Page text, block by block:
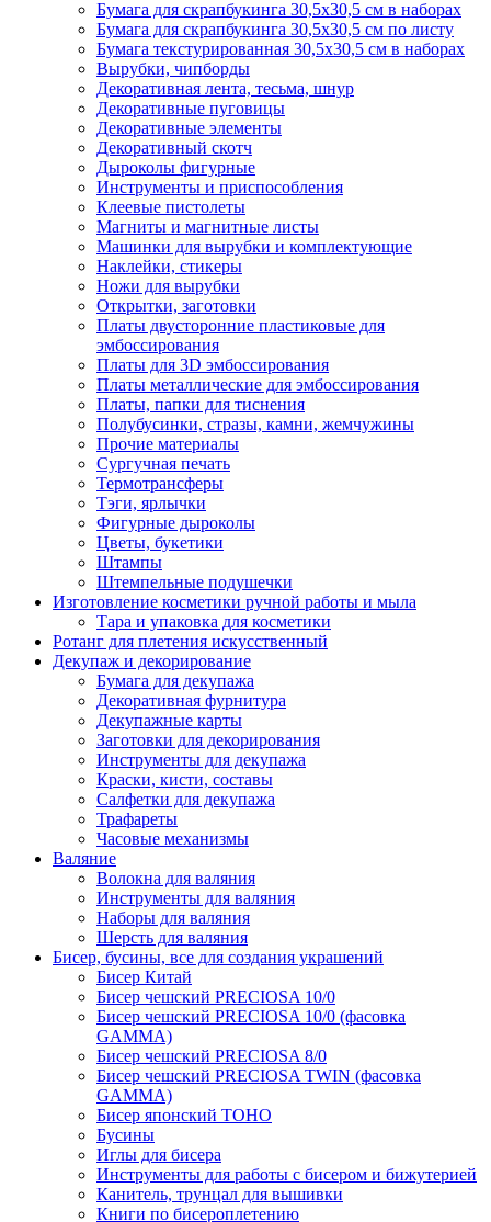
Бумага для скрапбукинга 30,5х30,5 см в наборах
Бумага для скрапбукинга 30,5х30,5 см по листу
Бумага текстурированная 30,5х30,5 см в наборах
Вырубки, чипборды
Декоративная лента, тесьма, шнур
Декоративные пуговицы
Декоративные элементы
Декоративный скотч
Дыроколы фигурные
Инструменты и приспособления
Клеевые пистолеты
Магниты и магнитные листы
Машинки для вырубки и комплектующие
Наклейки, стикеры
Ножи для вырубки
Открытки, заготовки
Платы двусторонние пластиковые для
эмбоссирования
Платы для 3D эмбоссирования
Платы металлические для эмбоссирования
Платы, папки для тиснения
Полубусинки, стразы, камни, жемчужины
Прочие материалы
Сургучная печать
Термотрансферы
Тэги, ярлычки
Фигурные дыроколы
Цветы, букетики
Штампы
Штемпельные подушечки
Изготовление косметики ручной работы и мыла
Тара и упаковка для косметики
Ротанг для плетения искусственный
Декупаж и декорирование
Бумага для декупажа
Декоративная фурнитура
Декупажные карты
Заготовки для декорирования
Инструменты для декупажа
Краски, кисти, составы
Салфетки для декупажа
Трафареты
Часовые механизмы
Валяние
Волокна для валяния
Инструменты для валяния
Наборы для валяния
Шерсть для валяния
Бисер, бусины, все для создания украшений
Бисер Китай
Бисер чешский PRECIOSA 10/0
Бисер чешский PRECIOSA 10/0 (фасовка
GAMMA)
Бисер чешский PRECIOSA 8/0
Бисер чешский PRECIOSA TWIN (фасовка
GAMMA)
Бисер японский TOHO
Бусины
Иглы для бисера
Инструменты для работы с бисером и бижутерией
Канитель, трунцал для вышивки
Книги по бисероплетению